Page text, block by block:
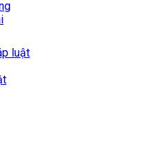
luật